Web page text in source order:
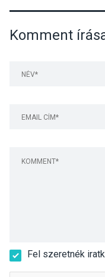
Komment
Fel szeretnék